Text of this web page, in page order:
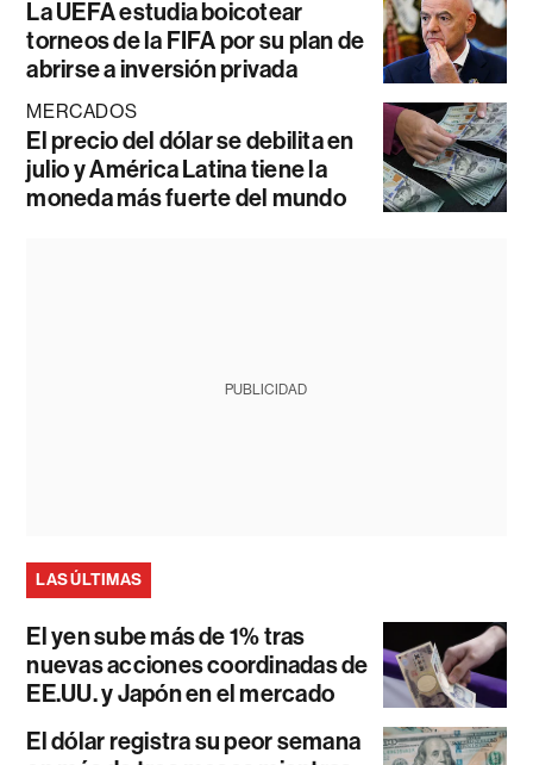
La UEFA estudia boicotear
torneos de la FIFA por su plan de
abrirse a inversión privada
MERCADOS
El precio del dólar se debilita en
julio y América Latina tiene la
moneda más fuerte del mundo
PUBLICIDAD
LAS ÚLTIMAS
El yen sube más de 1% tras
nuevas acciones coordinadas de
EE.UU. y Japón en el mercado
El dólar registra su peor semana